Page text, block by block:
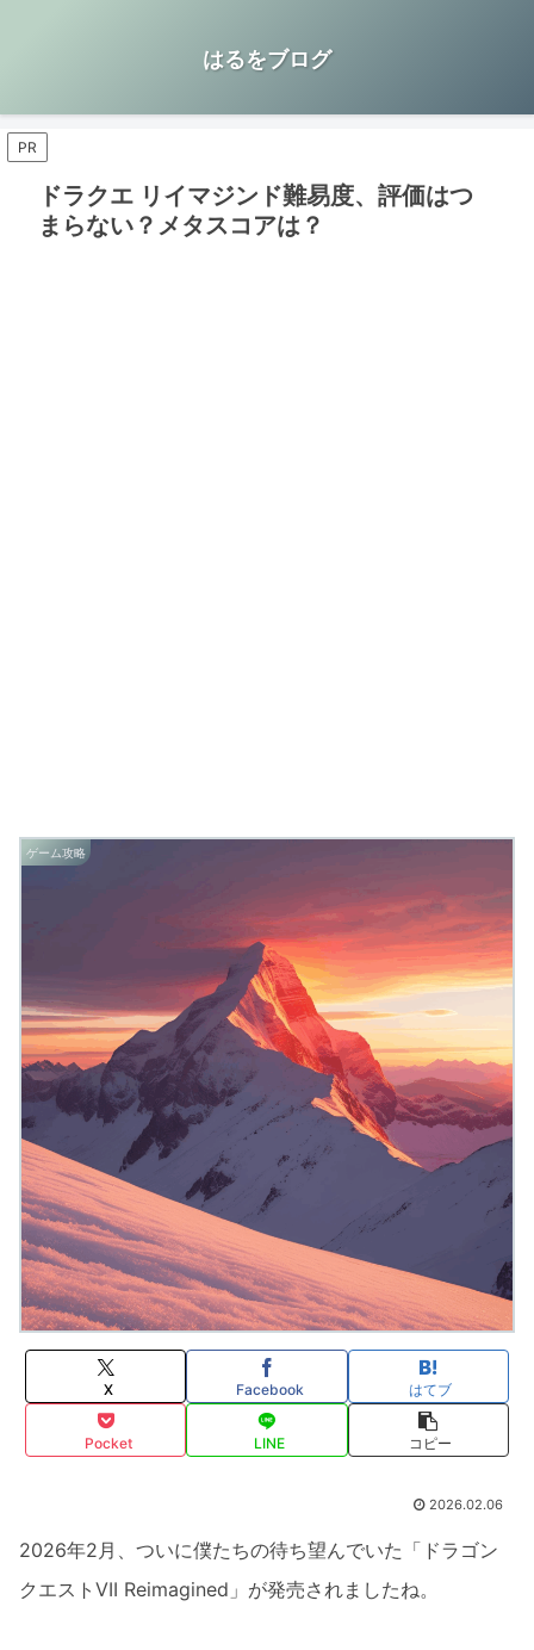
はるをブログ
PR
ドラクエ リイマジンド難易度、評価はつ
まらない？メタスコアは？
ゲーム攻略
X Facebook はてブ
Pocket LINE コピー
2026.02.06
2026年2月、ついに僕たちの待ち望んでいた「ドラゴン
クエストVII Reimagined」が発売されましたね。